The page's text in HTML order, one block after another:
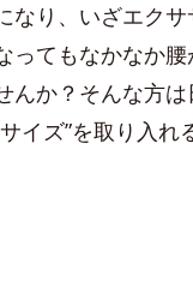
なり、いざエクサ
ってもなかなか
んか？そんな方は
イズ”を取り入れ